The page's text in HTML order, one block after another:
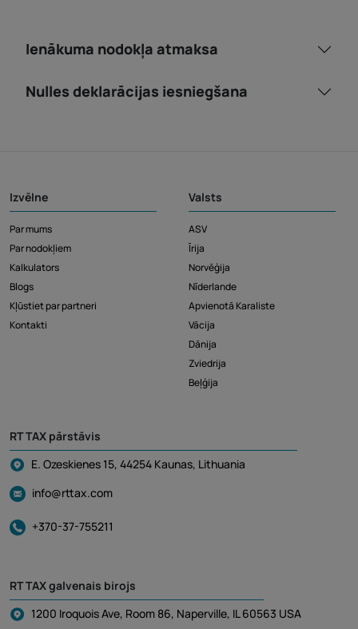
Ienākuma nodokļa atmaksa
Nulles deklarācijas iesniegšana
Izvēlne
Par mums
Par nodokļiem
Kalkulators
Blogs
Kļūstiet par partneri
Kontakti
Valsts
ASV
Īrija
Norvēģija
Nīderlande
Apvienotā Karaliste
Vācija
Dānija
Zviedrija
Beļģija
RT TAX pārstāvis
E. Ozeskienes 15, 44254 Kaunas, Lithuania
info@rttax.com
+370-37-755211
RT TAX galvenais birojs
1200 Iroquois Ave, Room 86, Naperville, IL 60563 USA